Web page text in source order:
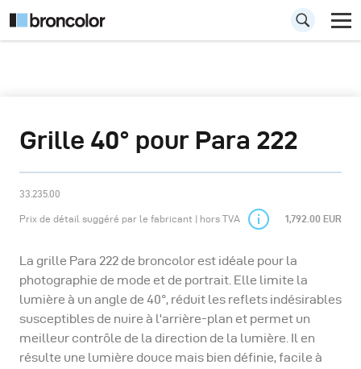
Grille 40° pour Para 222
33.235.00
Prix de détail suggéré par le fabricant | hors TVA 1,792.00 EUR
La grille Para 222 de broncolor est idéale pour la
photographie de mode et de portrait. Elle limite la
lumière à un angle de 40°, réduit les reflets indésirables
susceptibles de nuire à l'arrière-plan et permet un
meilleur contrôle de la direction de la lumière. Il en
résulte une lumière douce mais bien définie, facile à